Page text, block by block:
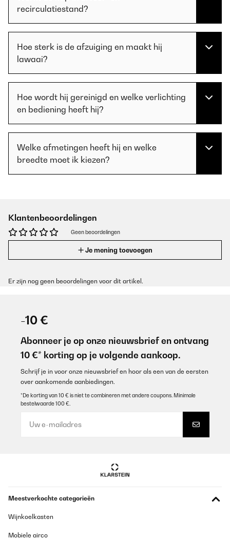
recirculatiestand?
Hoe sterk is de afzuiging en maakt hij
lawaai?
Hoe wordt hij gereinigd en welke verlichting
en bediening heeft hij?
Welke afmetingen heeft hij en welke
breedte moet ik kiezen?
Klantenbeoordelingen
Geen beoordelingen
Je mening toevoegen
Er zijn nog geen beoordelingen voor dit artikel.
-10 €
Abonneer je op onze nieuwsbrief en ontvang
10 €* korting op je volgende aankoop.
Schrijf je in voor onze nieuwsbrief en hoor als een van de eersten
over aankomende aanbiedingen.
*De korting van 10 € is niet te combineren met andere coupons. Minimale
bestelwaarde 100 €.
Meestverkochte categorieën
Wijnkoelkasten
Mobiele airco